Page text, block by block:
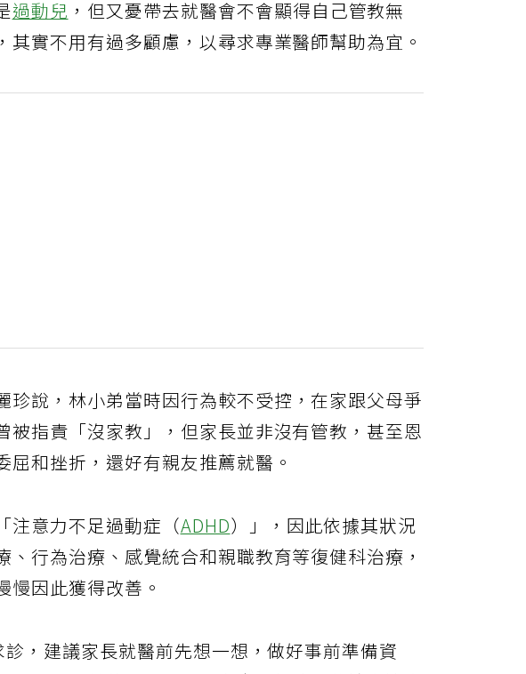
過動兒 ，但又憂帶去就醫會不會顯得自己管教無
實不用有過多顧慮，以尋求專業醫師幫助為宜。
珍說，林小弟當時因行為較不受控，在家跟父母爭
被指責「沒家教」，但家長並非沒有管教，甚至恩
和挫折，還好有親友推薦就醫。
注意力不足過動症（ADHD）」，因此依據其狀況
行為治療、感覺統合和親職教育等復健科治療，
慢因此獲得改善。
，建議家長就醫前先想一想，做好事前準備資